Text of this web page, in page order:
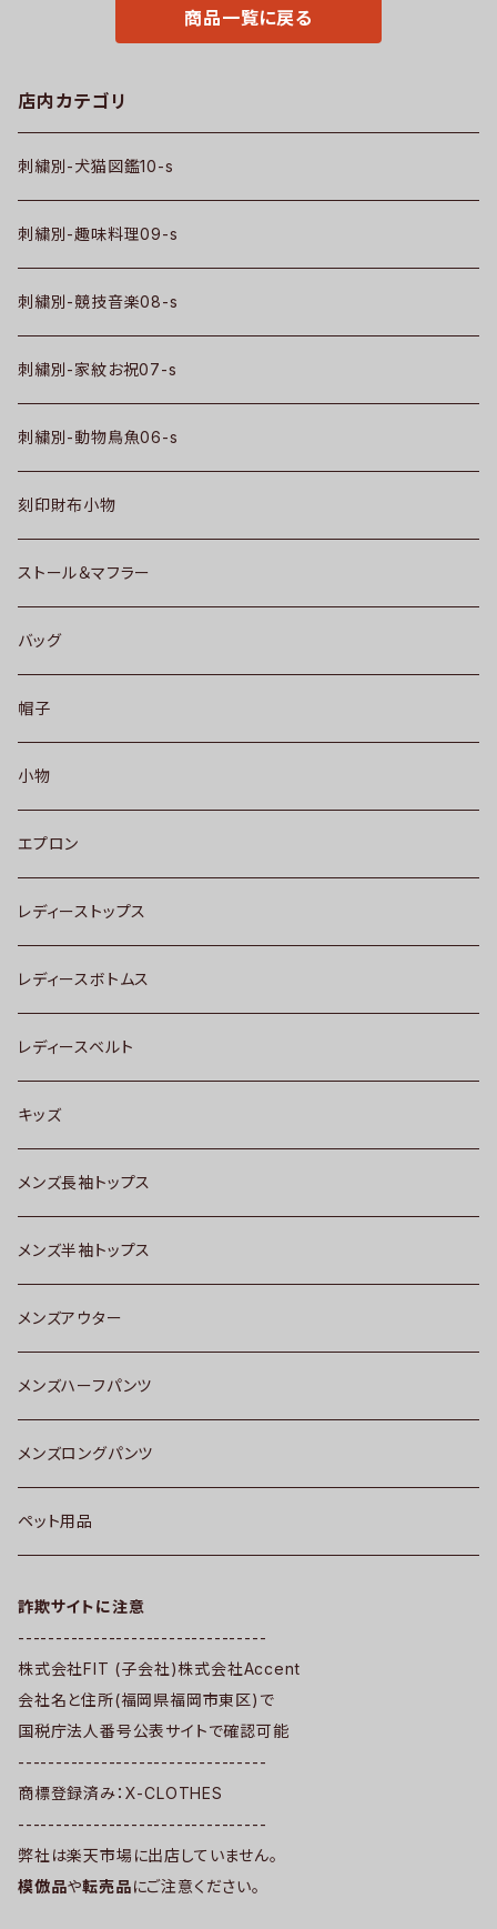
商品一覧に戻る
店内カテゴリ
刺繍別-犬猫図鑑10-s
刺繍別-趣味料理09-s
刺繍別-競技音楽08-s
刺繍別-家紋お祝07-s
刺繍別-動物鳥魚06-s
刻印財布小物
ストール＆マフラー
バッグ
帽子
小物
エプロン
レディーストップス
レディースボトムス
レディースベルト
キッズ
メンズ長袖トップス
メンズ半袖トップス
メンズアウター
メンズハーフパンツ
メンズロングパンツ
ペット用品
詐欺サイトに注意
---------------------------------
株式会社FIT (子会社)株式会社Accent
会社名と住所(福岡県福岡市東区)で
国税庁法人番号公表サイトで確認可能
---------------------------------
商標登録済み：X-CLOTHES
---------------------------------
弊社は楽天市場に出店していません。
模倣品や転売品にご注意ください。